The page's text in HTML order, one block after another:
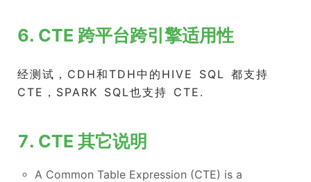
6. CTE 跨平台跨引擎适用性
经测试，CDH和TDH中的HIVE SQL 都支持
CTE，SPARK SQL也支持 CTE.
7. CTE 其它说明
A Common Table Expression (CTE) is a